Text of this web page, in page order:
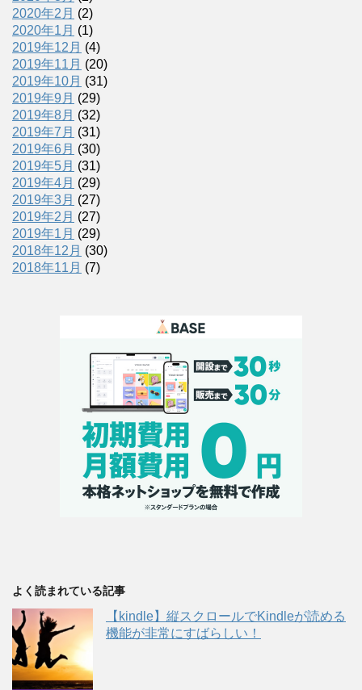
2020年2月 (2)
2020年1月 (1)
2019年12月 (4)
2019年11月 (20)
2019年10月 (31)
2019年9月 (29)
2019年8月 (32)
2019年7月 (31)
2019年6月 (30)
2019年5月 (31)
2019年4月 (29)
2019年3月 (27)
2019年2月 (27)
2019年1月 (29)
2018年12月 (30)
2018年11月 (7)
よく読まれている記事
【kindle】縦スクロールでKindleが読める
機能が非常にすばらしい！